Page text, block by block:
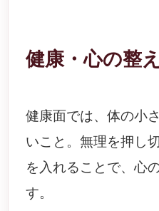
健康・心の整
健康面では、体の小
いこと。無理を押し
を入れることで、心
す。